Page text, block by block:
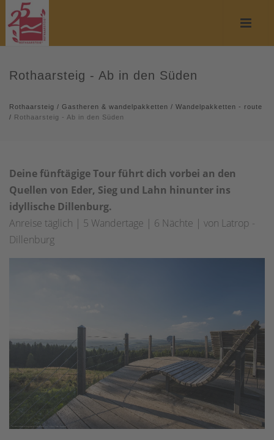
Rothaarsteig - Ab in den Süden
Rothaarsteig / Gastheren & wandelpakketten / Wandelpakketten - route
/ Rothaarsteig - Ab in den Süden
Deine fünftägige Tour führt dich vorbei an den
Quellen von Eder, Sieg und Lahn hinunter ins
idyllische Dillenburg.
Anreise täglich | 5 Wandertage | 6 Nächte | von Latrop -
Dillenburg